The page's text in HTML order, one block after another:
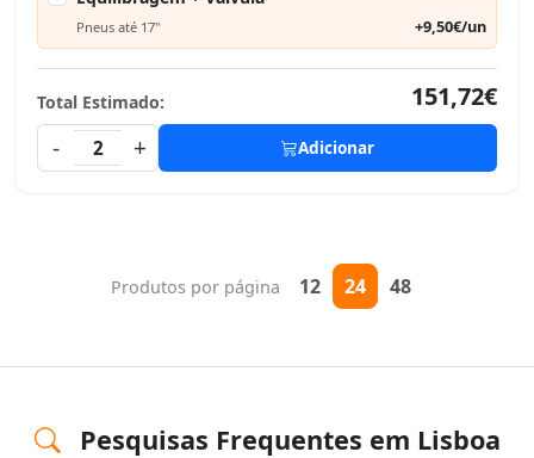
Pneus até 17" +9,50€/un
Total Estimado:
151,72€
-
2 + Adicionar
Produtos por página 12 24 48
Pesquisas Frequentes em Lisboa